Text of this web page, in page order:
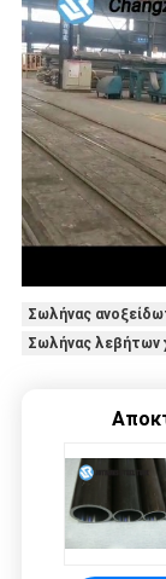
Σωλήνας
Σωλήνας λεβήτων